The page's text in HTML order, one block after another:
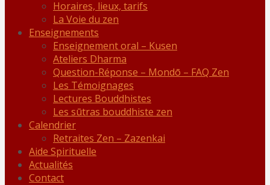
Horaires, lieux, tarifs
La Voie du zen
Enseignements
Enseignement oral – Kusen
Ateliers Dharma
Question-Réponse – Mondō – FAQ Zen
Les Témoignages
Lectures Bouddhistes
Les sūtras bouddhiste zen
Calendrier
Retraites Zen – Zazenkai
Aide Spirituelle
Actualités
Contact